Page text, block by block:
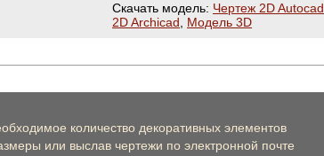
Cкачать модель: Чертеж 2D Autocad
2D Archicad
Модель 3D
количество декоративных элементов
или выслав чертежи по электронной почте